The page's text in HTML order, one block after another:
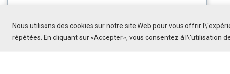
Nous utilisons des cookies sur notre site Web pour vous offrir
répétées. En cliquant sur «Accepter», vous consentez à l\'utilisation de
Powered by